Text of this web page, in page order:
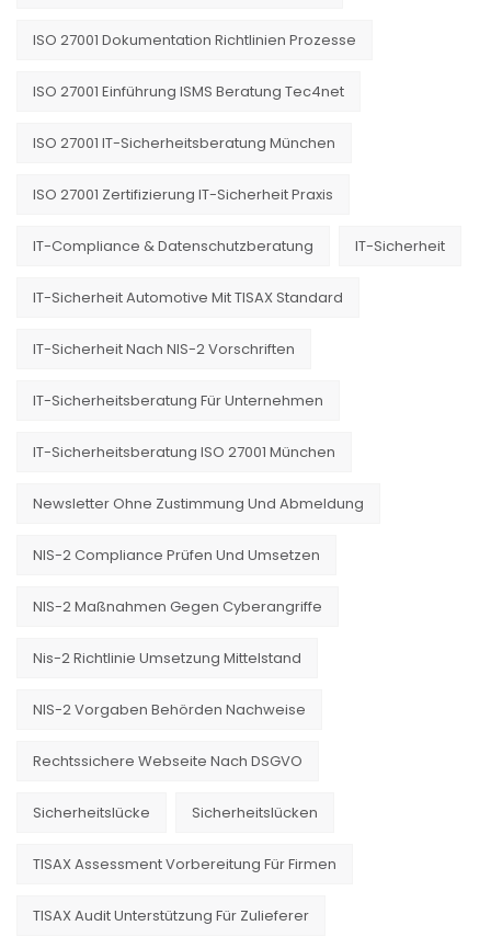
ISO 27001 Dokumentation Richtlinien Prozesse
ISO 27001 Einführung ISMS Beratung Tec4net
ISO 27001 IT-Sicherheitsberatung München
ISO 27001 Zertifizierung IT-Sicherheit Praxis
IT-Compliance & Datenschutzberatung IT-Sicherheit
IT-Sicherheit Automotive Mit TISAX Standard
IT-Sicherheit Nach NIS-2 Vorschriften
IT-Sicherheitsberatung Für Unternehmen
IT-Sicherheitsberatung ISO 27001 München
Newsletter Ohne Zustimmung Und Abmeldung
NIS-2 Compliance Prüfen Und Umsetzen
NIS-2 Maßnahmen Gegen Cyberangriffe
Nis-2 Richtlinie Umsetzung Mittelstand
NIS-2 Vorgaben Behörden Nachweise
Rechtssichere Webseite Nach DSGVO
Sicherheitslücke Sicherheitslücken
TISAX Assessment Vorbereitung Für Firmen
TISAX Audit Unterstützung Für Zulieferer